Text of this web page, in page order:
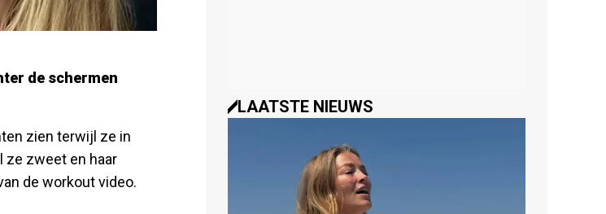
de schermen
zien terwijl ze in
ze zweet en haar
de workout video.
LAATSTE NIEUWS